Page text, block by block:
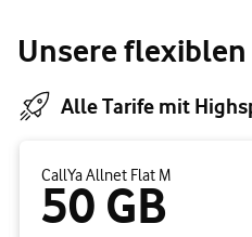
Unsere
Alle Tarife mit
CallYa Allnet Flat M
50 GB